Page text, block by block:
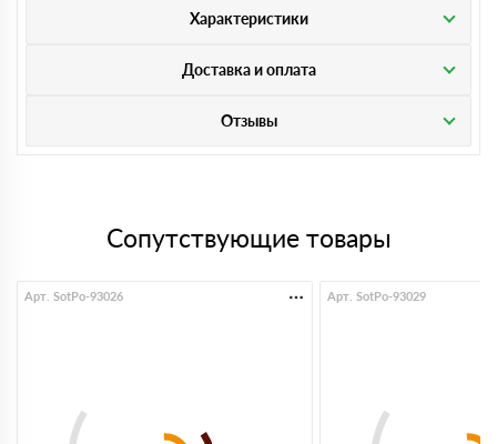
Характеристики
Доставка и оплата
Отзывы
Сопутствующие товары
Арт. SotPo-93026 Арт. SotPo-93029